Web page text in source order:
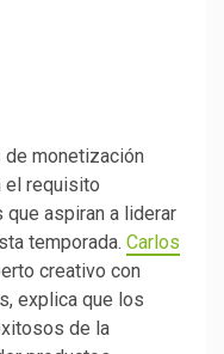
monetización
el requisito
aspiran a liderar
temporada. Carlos
creativo con
explica que los
de la